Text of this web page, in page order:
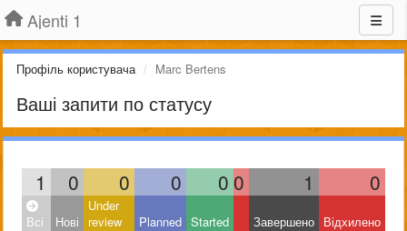
Ajenti 1
Профіль користувача Marc Bertens
Ваші запити по статусу
1 0 0 0 0 0 1 0
Всі Нові
Under
review
Planned Started Завершено Відхилено